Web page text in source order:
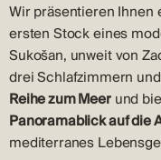
Wir präsentieren Ihnen
ersten Stock eines
Sukošan, unweit von
drei Schlafzimmern
Reihe zum Meerund
Panoramablick auf die
mediterranes